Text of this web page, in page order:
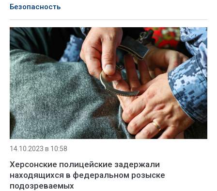
Безопасность
14.10.2023 в 10:58
Херсонские полицейские задержали
находящихся в федеральном розыске
подозреваемых